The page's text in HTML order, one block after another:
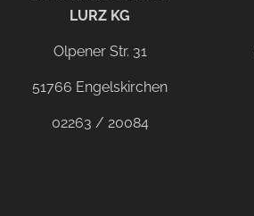
LURZ KG
Olpener Str. 31
51766 Engelskirchen
02263 / 20084